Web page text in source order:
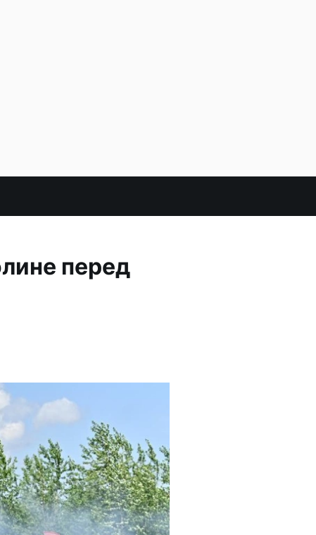
перед